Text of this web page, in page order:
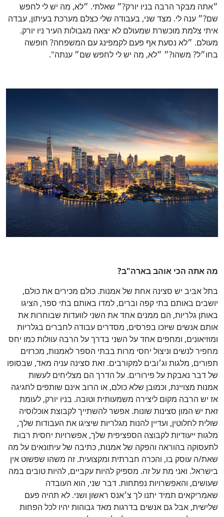
״אתה מבקר הרבה בניו יורק?״ שאלתי. ״לא, מה יש לי לחפש
שם?״ ענה לי. מצד שני, בעבודה שלי כצלם מערכת בעיתון, עבדה
איתי צלמת מוכשרת שמעולם לא יצאה מגבולות העיר ניו יורק.
מעולם. ״לא נסעת אף פעם לקמפינג עם המשפחה? חופשה
בחו״ל? משהו?״ ״לא, מה יש לי לחפש שם״ ענתה".
מה אתה הכי אוהב בארה"ב?
בתל אביב יש סצינה אחת של אמנות. כולם מכירים את כולם,
יושבים באותם בתי קפה וברים, למדו באותם בתי ספר, הציגו
באותן גלריות, הם ממנים אחד את השני לוועדות שבוחרות את
אותם אנשים שיזכו בפרסים, מסדרים עבודה לחברים בגלריות
ומוזיאונים, ומחפים אחד על השני בדרך על הרבה עוולות כמו יחס
מחפיר לנשים וניצול יחסי מרות בבתי הספר לאמנות, מכרזים
תפורים, מלגות וג׳ובים למקורבים. זאת סצינה עניה מאד, שבסופו
של דבר נאבקת על פירורים. על הדרך הם מצליחים לעשות
אמנות מצויינת, וכמובן שלא כולם, או הרוב אינם שותפים לחגיגה
אז יש הרבה מקום ליצירה משמעותית וטובה. בניו יורק, לעומת
זאת יש המון סצינות שונות. אפשר להשתייך לקבוצת אוכלוסיה
שולית לחלוטין, ועדיין להנות מגלריות שיציגו את העבודות שלך,
מלגות ייעודיות לקבוצה הספציפית שלך, אפשרויות יחסית רבות
לתעסוקה בהוראה והפקה של אמנות, כתיבה של עיתונאים על מה
שאת/ה עוסק בו, והכרה חברתית ומקצועית. זה משהו שפשוט אין
בישראל. ואני מת על זה. מספיק להיות עקביים, להיות טובים במה
שעושים, והאפשרויות נפתחות. דבר שני, הוא העובדה
שאמריקאים תמיד יתנו לך צ׳אנס ראשון ושני. לא תהיה פעם
שלישית, אבל גם אנשים בדרגות מאד גבוהות יהיו לכל הפחות